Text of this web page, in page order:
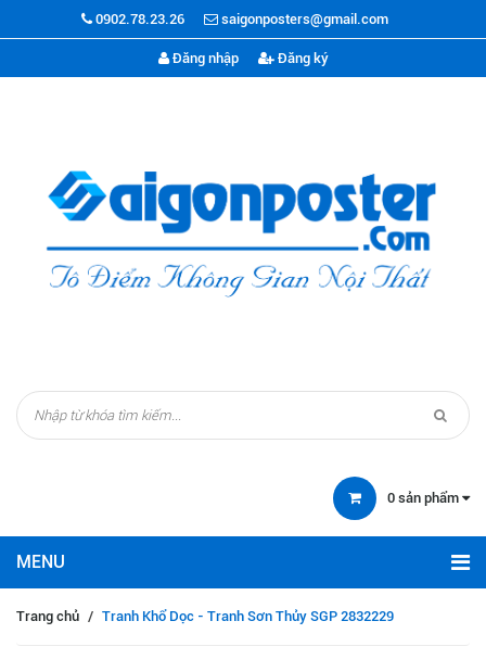
0902.78.23.26 saigonposters@gmail.com
Đăng nhập Đăng ký
0 sản phẩm
Trang chủ / Tranh Khổ Dọc - Tranh Sơn Thủy SGP 2832229